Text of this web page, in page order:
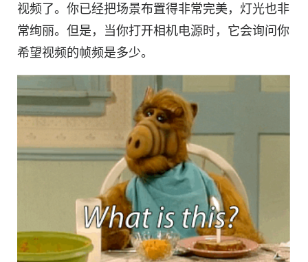
视频了。你已经把场景布置得非常完美，灯光也非
常绚丽。但是，当你打开相机电源时，它会询问你
希望视频的帧频是多少。